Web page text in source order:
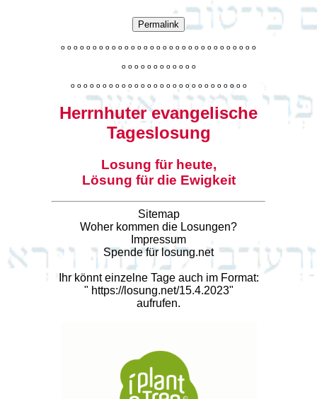
Permalink
o o o o o o o o o o o o o o o o o o o o o o o o o o o o o o o
o o o o o o o o o o o o
o o o o o o o o o o o o o o o o o o o o o o o o o o o o
Herrnhuter evangelische
Tageslosung
Losung für heute,
Lösung für die Ewigkeit
Sitemap
Woher kommen die Losungen?
Impressum
Spende für losung.net
Ihr könnt einzelne Tage auch im Format:
" https://losung.net/15.4.2023"
aufrufen.